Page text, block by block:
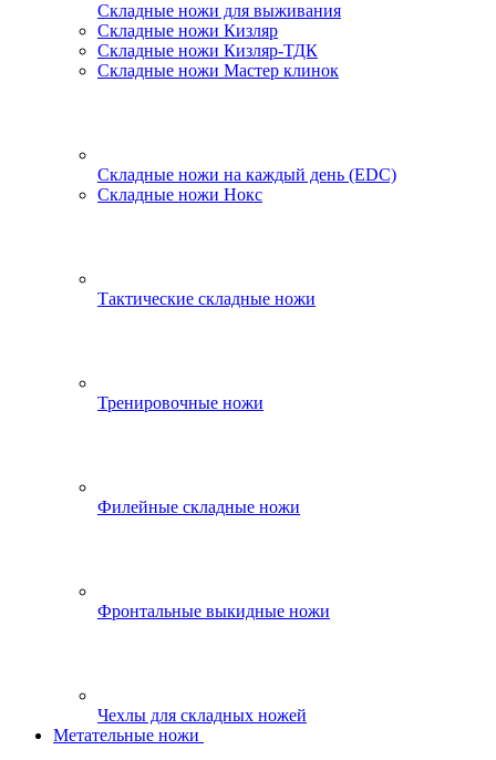
Складные ножи для выживания
Складные ножи Кизляр
Складные ножи Кизляр-ТДК
Складные ножи Мастер клинок
Складные ножи на каждый день (EDC)
Складные ножи Нокс
Тактические складные ножи
Тренировочные ножи
Филейные складные ножи
Фронтальные выкидные ножи
Чехлы для складных ножей
Метательные ножи